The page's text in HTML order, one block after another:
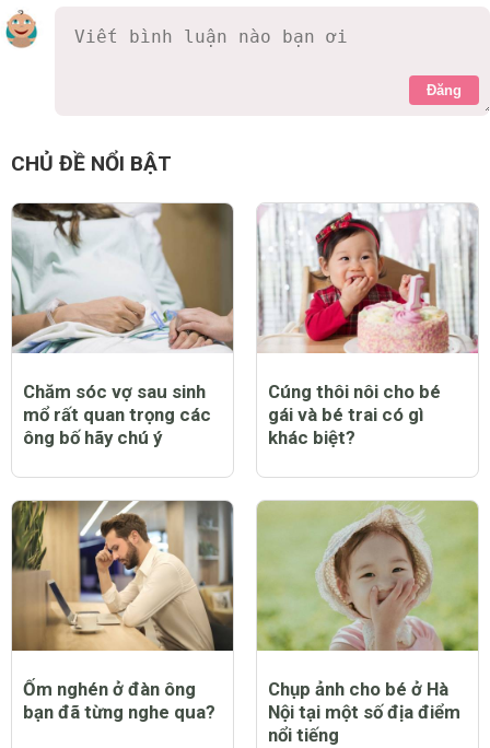
Đăng
CHỦ ĐỀ NỔI BẬT
Chăm sóc vợ sau sinh
mổ rất quan trọng các
ông bố hãy chú ý
Cúng thôi nôi cho bé
gái và bé trai có gì
khác biệt?
Ốm nghén ở đàn ông
bạn đã từng nghe qua?
Chụp ảnh cho bé ở Hà
Nội tại một số địa điểm
nổi tiếng